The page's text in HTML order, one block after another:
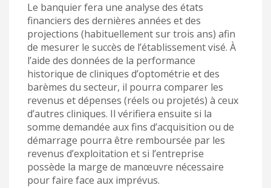
Le banquier fera une analyse des états
financiers des dernières années et des
projections (habituellement sur trois ans) afin
de mesurer le succès de l’établissement visé. À
l’aide des données de la performance
historique de cliniques d’optométrie et des
barèmes du secteur, il pourra comparer les
revenus et dépenses (réels ou projetés) à ceux
d’autres cliniques. Il vérifiera ensuite si la
somme demandée aux fins d’acquisition ou de
démarrage pourra être remboursée par les
revenus d’exploitation et si l’entreprise
possède la marge de manœuvre nécessaire
pour faire face aux imprévus.